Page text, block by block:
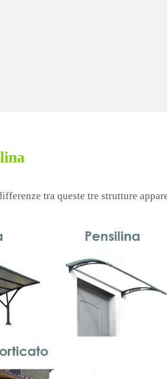
tra queste tre strutture